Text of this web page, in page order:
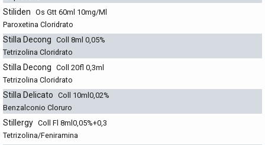
Stiliden Os Gtt 60ml 10mg/Ml
Paroxetina Cloridrato
Stilla Decong Coll 8ml 0,05%
Tetrizolina Cloridrato
Stilla Decong Coll 20fl 0,3ml
Tetrizolina Cloridrato
Stilla Delicato Coll 10ml0,02%
Benzalconio Cloruro
Stillergy Coll Fl 8ml0,05%+0,3
Tetrizolina/Feniramina